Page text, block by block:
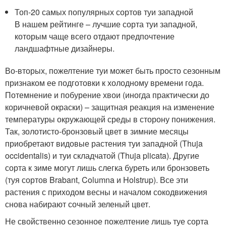
Топ-20 самых популярных сортов туи западной
В нашем рейтинге – лучшие сорта туи западной,
которым чаще всего отдают предпочтение
ландшафтные дизайнеры.
Во-вторых, пожелтение туи может быть просто сезонным
признаком ее подготовки к холодному времени года.
Потемнение и побурение хвои (иногда практически до
коричневой окраски) – защитная реакция на изменение
температуры окружающей среды в сторону понижения.
Так, золотисто-бронзовый цвет в зимние месяцы
приобретают видовые растения туи западной (Thuja
occidentalis) и туи складчатой (Thuja plicata). Другие
сорта к зиме могут лишь слегка буреть или бронзоветь
(туя сортов Brabant, Columna и Holstrup). Все эти
растения с приходом весны и началом сокодвижения
снова набирают сочный зеленый цвет.
Не свойственно сезонное пожелтение лишь туе сорта